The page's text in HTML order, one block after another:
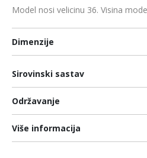
Model nosi velicinu 36. Visina
Dimenzije
Sirovinski sastav
Održavanje
Više informacija